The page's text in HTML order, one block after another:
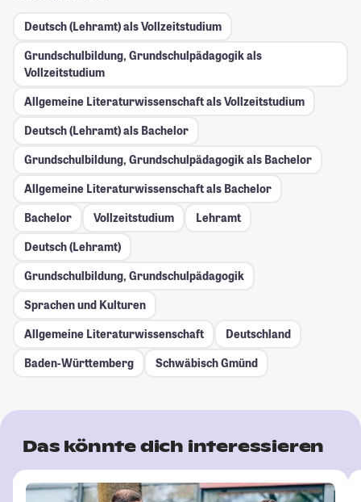
Deutsch (Lehramt) als Vollzeitstudium
Grundschulbildung, Grundschulpädagogik als
Vollzeitstudium
Allgemeine Literaturwissenschaft als Vollzeitstudium
Deutsch (Lehramt) als Bachelor
Grundschulbildung, Grundschulpädagogik als Bachelor
Allgemeine Literaturwissenschaft als Bachelor
Bachelor
Vollzeitstudium
Lehramt
Deutsch (Lehramt)
Grundschulbildung, Grundschulpädagogik
Sprachen und Kulturen
Allgemeine Literaturwissenschaft
Deutschland
Baden-Württemberg
Schwäbisch Gmünd
Das könnte dich interessieren